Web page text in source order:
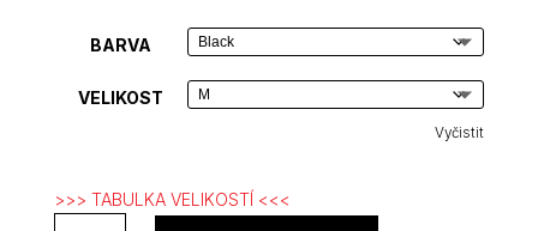
BARVA
VELIKOST
Vyčistit
>>> TABULKA VELIKOSTÍ <<<